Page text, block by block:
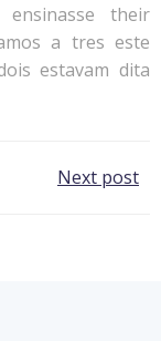
their
a tres este
estavam dita
Next post